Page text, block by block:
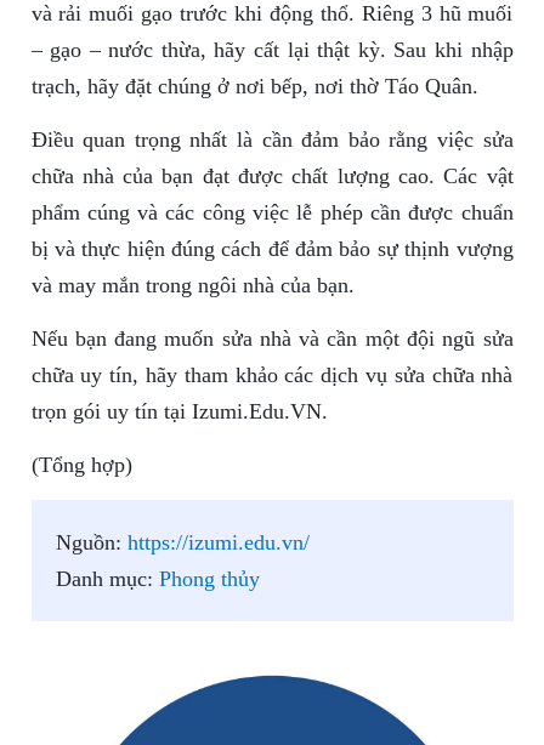
và rải muối gạo trước khi động thổ. Riêng 3 hũ muối
– gạo – nước thừa, hãy cất lại thật kỳ. Sau khi nhập
trạch, hãy đặt chúng ở nơi bếp, nơi thờ Táo Quân.
Điều quan trọng nhất là cần đảm bảo rằng việc sửa
chữa nhà của bạn đạt được chất lượng cao. Các vật
phẩm cúng và các công việc lễ phép cần được chuẩn
bị và thực hiện đúng cách để đảm bảo sự thịnh vượng
và may mắn trong ngôi nhà của bạn.
Nếu bạn đang muốn sửa nhà và cần một đội ngũ sửa
chữa uy tín, hãy tham khảo các dịch vụ sửa chữa nhà
trọn gói uy tín tại Izumi.Edu.VN.
(Tổng hợp)
Nguồn: https://izumi.edu.vn/
Danh mục: Phong thủy